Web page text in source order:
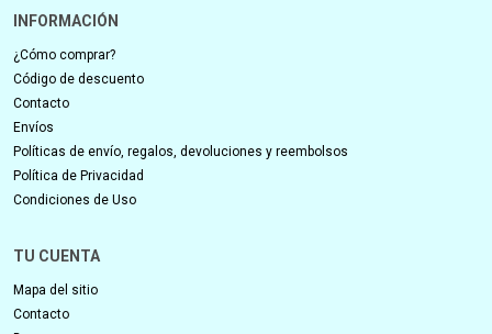
INFORMACIÓN
¿Cómo comprar?
Código de descuento
Contacto
Envíos
Políticas de envío, regalos, devoluciones y reembolsos
Política de Privacidad
Condiciones de Uso
TU CUENTA
Mapa del sitio
Contacto